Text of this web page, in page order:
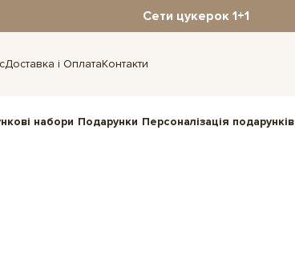
Сети цукерок 1+1
Доставка і ОплатаКонтакти
набори Подарунки Персоналізація подарунків